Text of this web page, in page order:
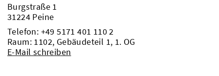
Burgstraße 1
31224 Peine
Telefon: +49 5171 401 110 2
Raum: 1102, Gebäudeteil 1, 1. OG
E-Mail schreiben